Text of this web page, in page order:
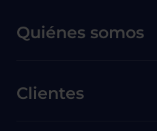
Quiénes somos
Clientes